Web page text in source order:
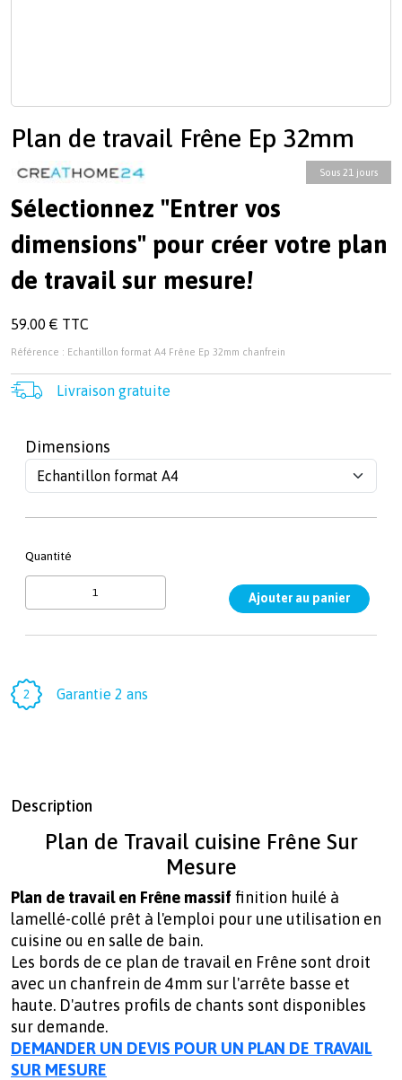
Plan de travail Frêne Ep 32mm
Sous 21 jours
Sélectionnez "Entrer vos
dimensions" pour créer votre plan
de travail sur mesure!
59.00 € TTC
Référence : Echantillon format A4 Frêne Ep 32mm chanfrein
Livraison gratuite
Dimensions
Quantité
Garantie 2 ans
Description
Plan de Travail cuisine Frêne Sur
Mesure
Plan de travail en Frêne massiffinition huilé à
lamellé-collé prêt à l'emploi pour une utilisation en
cuisine ou en salle de bain.
Les bords de ce plan de travail en Frêne sont droit
avec un chanfrein de 4mm sur l'arrête basse et
haute. D'autres profils de chants sont disponibles
sur demande.
DEMANDER UN DEVIS POUR UN PLAN DE TRAVAIL
SUR MESURE